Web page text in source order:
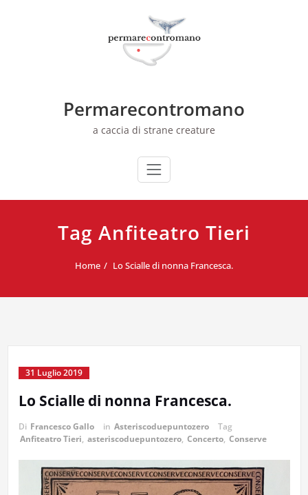
Permarecontromano
a caccia di strane creature
Tag Anfiteatro Tieri
Home Lo Scialle di nonna Francesca.
31 Luglio 2019
Lo Scialle di nonna Francesca.
Di Francesco Gallo in Asteriscoduepuntozero
Tag
Anfiteatro Tieri, asteriscoduepuntozero, Concerto, Conserve